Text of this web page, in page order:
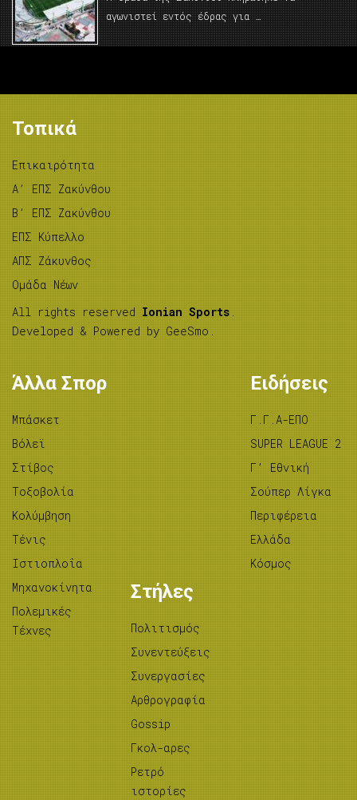
αγωνιστεί εντός έδρας για …
Τοπικά
Επικαιρότητα
A’ ΕΠΣ Ζακύνθου
B’ ΕΠΣ Ζακύνθου
ΕΠΣ Κύπελλο
ΑΠΣ Ζάκυνθος
Ομάδα Νέων
All rights reserved Ionian Sports .
Developed & Powered by GeeSmo .
Άλλα Σπορ
Μπάσκετ
Βόλεϊ
Στίβος
Tοξοβολία
Κολύμβηση
Τένις
Ιστιοπλοΐα
Μηχανοκίνητα
Πολεμικές
Τέχνες
Ειδήσεις
Γ.Γ.Α-ΕΠΟ
SUPER LEAGUE 2
Γ’ Εθνική
Σούπερ Λίγκα
Περιφέρεια
Ελλάδα
Κόσμος
Στήλες
Πολιτισμός
Συνεντεύξεις
Συνεργασίες
Αρθρογραφία
Gossip
Γκολ-αρες
Ρετρό
ιστορίες